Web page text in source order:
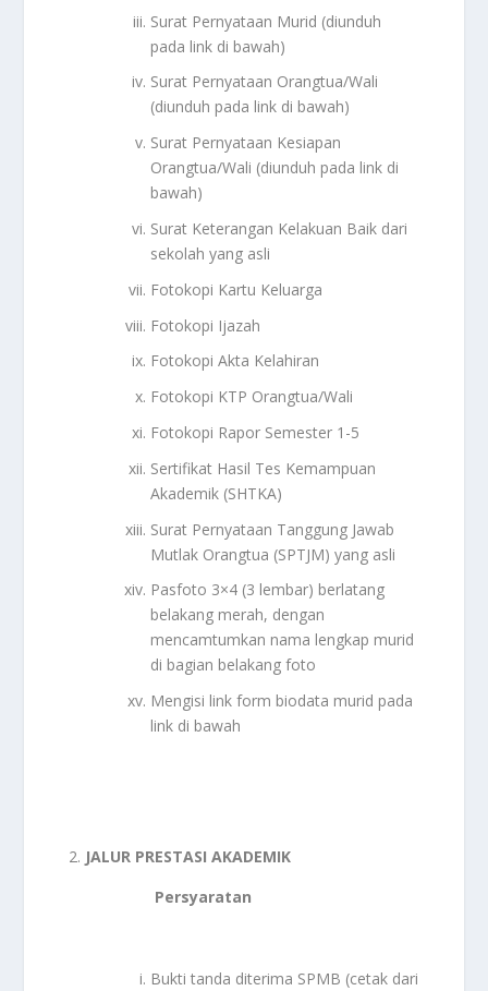
Surat Pernyataan Murid (diunduh
pada link di bawah)
Surat Pernyataan Orangtua/Wali
(diunduh pada link di bawah)
Surat Pernyataan Kesiapan
Orangtua/Wali (diunduh pada link di
bawah)
Surat Keterangan Kelakuan Baik dari
sekolah yang asli
Fotokopi Kartu Keluarga
Fotokopi Ijazah
Fotokopi Akta Kelahiran
Fotokopi KTP Orangtua/Wali
Fotokopi Rapor Semester 1-5
Sertifikat Hasil Tes Kemampuan
Akademik (SHTKA)
Surat Pernyataan Tanggung Jawab
Mutlak Orangtua (SPTJM) yang asli
Pasfoto 3×4 (3 lembar) berlatang
belakang merah, dengan
mencamtumkan nama lengkap murid
di bagian belakang foto
Mengisi link form biodata murid pada
link di bawah
JALUR PRESTASI AKADEMIK
Persyaratan
Bukti tanda diterima SPMB (cetak dari